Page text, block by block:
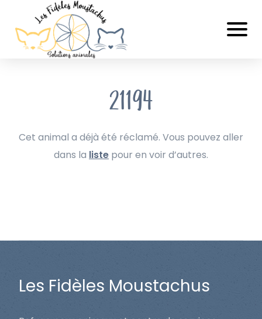
21194
Cet animal a déjà été réclamé. Vous pouvez aller
dans la liste pour en voir d’autres.
Les Fidèles Moustachus